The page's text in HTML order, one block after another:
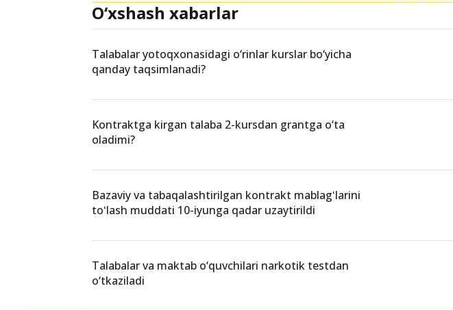
O‘xshash xabarlar
Talabalar yotoqxonasidagi o‘rinlar kurslar bo‘yicha
qanday taqsimlanadi?
Kontraktga kirgan talaba 2-kursdan grantga o‘ta
oladimi?
Bazaviy va tabaqalashtirilgan kontrakt mablagʻlarini
toʻlash muddati 10-iyunga qadar uzaytirildi
Talabalar va maktab o‘quvchilari narkotik testdan
o‘tkaziladi